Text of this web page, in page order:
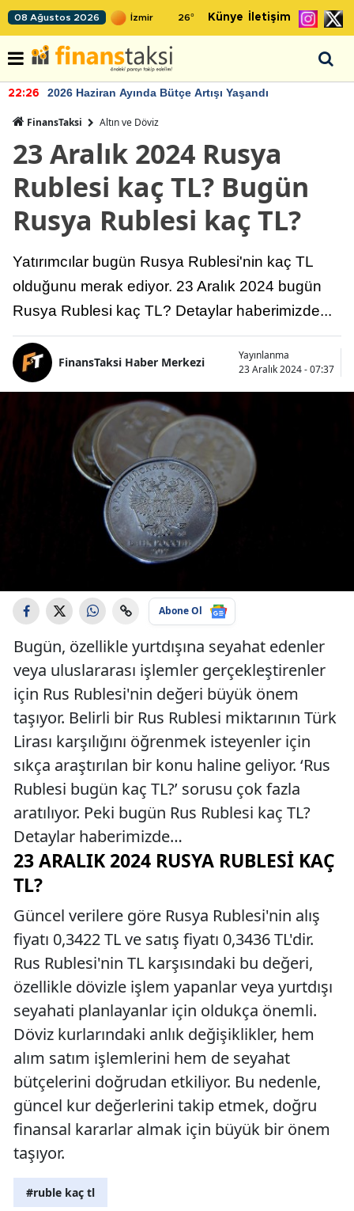
08 Ağustos 2026 26° Künye İletişim
22:26 2026 Haziran Ayında Bütçe Artışı Yaşandı
FinansTaksi Altın ve Döviz
23 Aralık 2024 Rusya
Rublesi kaç TL? Bugün
Rusya Rublesi kaç TL?
Yatırımcılar bugün Rusya Rublesi'nin kaç TL
olduğunu merak ediyor. 23 Aralık 2024 bugün
Rusya Rublesi kaç TL? Detaylar haberimizde...
FinansTaksi Haber Merkezi
Yayınlanma
23 Aralık 2024 - 07:37
Abone Ol
Bugün, özellikle yurtdışına seyahat edenler
veya uluslararası işlemler gerçekleştirenler
için Rus Rublesi'nin değeri büyük önem
taşıyor. Belirli bir Rus Rublesi miktarının Türk
Lirası karşılığını öğrenmek isteyenler için
sıkça araştırılan bir konu haline geliyor. ‘Rus
Rublesi bugün kaç TL?’ sorusu çok fazla
aratılıyor. Peki bugün Rus Rublesi kaç TL?
Detaylar haberimizde…
23 ARALIK 2024 RUSYA RUBLESI KAÇ
TL?
Güncel verilere göre Rusya Rublesi'nin alış
fiyatı 0,3422 TL ve satış fiyatı 0,3436 TL'dir.
Rus Rublesi'nin TL karşısındaki bu değeri,
özellikle dövizle işlem yapanlar veya yurtdışı
seyahati planlayanlar için oldukça önemli.
Döviz kurlarındaki anlık değişiklikler, hem
alım satım işlemlerini hem de seyahat
bütçelerini doğrudan etkiliyor. Bu nedenle,
güncel kur değerlerini takip etmek, doğru
finansal kararlar almak için büyük bir önem
taşıyor.
#ruble kaç tl